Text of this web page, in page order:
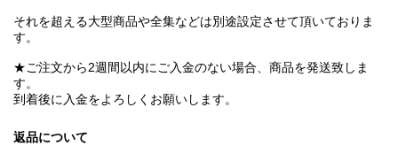
それを超える大型商品や全集などは別途設定させて頂いておりま
す。
★ご注文から2週間以内にご入金のない場合、商品を発送致しま
す。
到着後に入金をよろしくお願いします。
返品について